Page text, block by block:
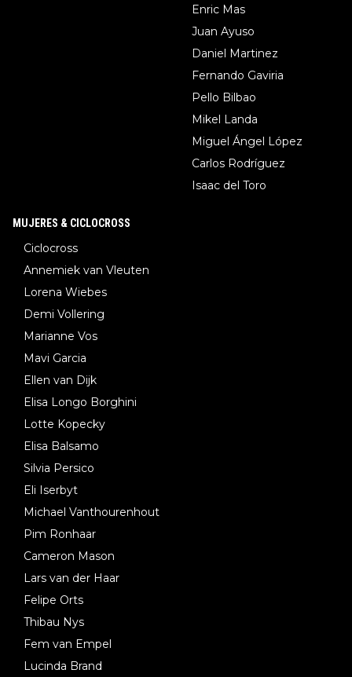
Enric Mas
Juan Ayuso
Daniel Martinez
Fernando Gaviria
Pello Bilbao
Mikel Landa
Miguel Ángel López
Carlos Rodríguez
Isaac del Toro
MUJERES & CICLOCROSS
Ciclocross
Annemiek van Vleuten
Lorena Wiebes
Demi Vollering
Marianne Vos
Mavi Garcia
Ellen van Dijk
Elisa Longo Borghini
Lotte Kopecky
Elisa Balsamo
Silvia Persico
Eli Iserbyt
Michael Vanthourenhout
Pim Ronhaar
Cameron Mason
Lars van der Haar
Felipe Orts
Thibau Nys
Fem van Empel
Lucinda Brand